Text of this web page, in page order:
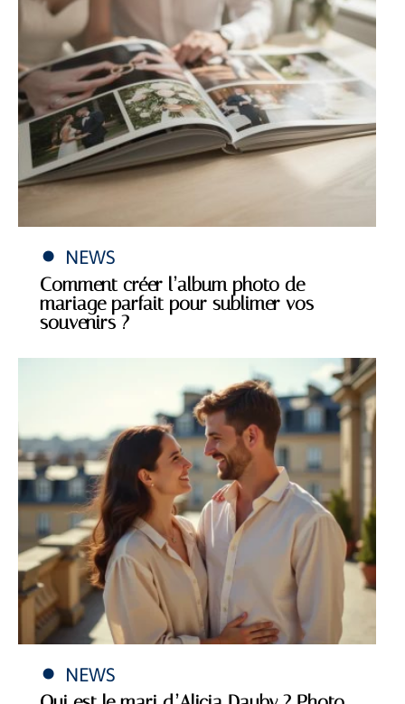
NEWS
Comment créer l’album photo de
mariage parfait pour sublimer vos
souvenirs ?
NEWS